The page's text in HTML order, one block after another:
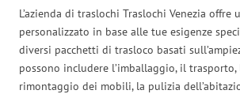
L’azienda di traslochi Traslochi Venezia offre
personalizzato in base alle tue esigenze
diversi pacchetti di trasloco basati
possono includere l’imballaggio, il
rimontaggio dei mobili, la pulizia